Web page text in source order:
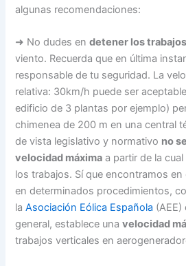
algunas recomendaciones:
➜ No dudes endetener los trabajos
viento. Recuerda que en última
responsable de tu seguridad. La
relativa: 30km/h puede ser
edificio de 3 plantas por ejemplo)
chimenea de 200 m en una central
de vista legislativo y normativo no
velocidad máxima a partir de la
los trabajos. Sí que encontramos
en determinados procedimientos,
laAsociación Eólica Española
general, establece unavelocidad
trabajos verticales en